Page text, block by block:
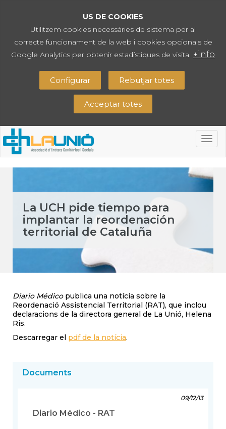
US DE COOKIES
Utilitzem cookies necessàries de sistema per al
correcte funcionament de la web i cookies opcionals de
Google Analytics per obtenir estadístiques de visita. +info
Configurar Rebutjar totes
Acceptar totes
La UCH pide tiempo para
implantar la reordenación
territorial de Cataluña
Diario Médicopublica una notícia sobre la
Reordenació Assistencial Territorial (RAT), que inclou
declaracions de la directora general de La Unió, Helena
Ris.
Descarregar el pdf de la notícia.
Documents
09/12/13
Diario Médico - RAT